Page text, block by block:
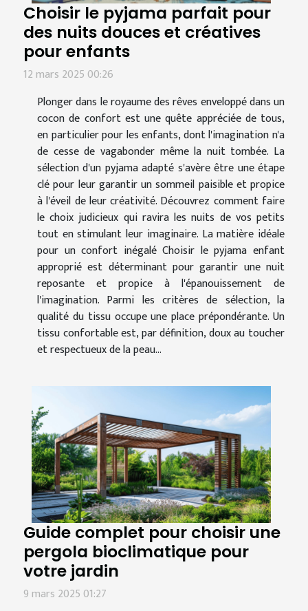
Choisir le pyjama parfait pour
des nuits douces et créatives
pour enfants
12 mars 2025 00:26
Plonger dans le royaume des rêves enveloppé dans un
cocon de confort est une quête appréciée de tous,
en particulier pour les enfants, dont l'imagination n'a
de cesse de vagabonder même la nuit tombée. La
sélection d'un pyjama adapté s'avère être une étape
clé pour leur garantir un sommeil paisible et propice
à l'éveil de leur créativité. Découvrez comment faire
le choix judicieux qui ravira les nuits de vos petits
tout en stimulant leur imaginaire. La matière idéale
pour un confort inégalé Choisir le pyjama enfant
approprié est déterminant pour garantir une nuit
reposante et propice à l'épanouissement de
l'imagination. Parmi les critères de sélection, la
qualité du tissu occupe une place prépondérante. Un
tissu confortable est, par définition, doux au toucher
et respectueux de la peau...
Guide complet pour choisir une
pergola bioclimatique pour
votre jardin
9 mars 2025 01:27